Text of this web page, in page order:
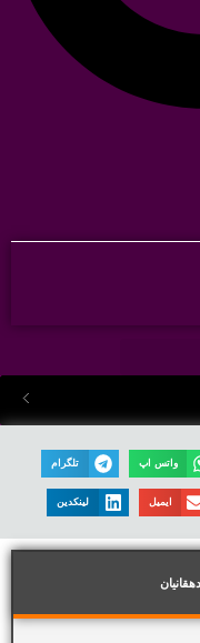
واتس اپ تلگرام
ایمیل لینکدین